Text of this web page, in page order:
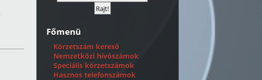
Főmenü
Körzetszám kereső
Nemzetközi hívószámok
Speciális körzetszámok
Hasznos telefonszámok